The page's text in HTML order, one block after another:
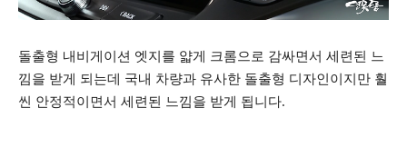
돌출형 내비게이션 엣지를 얇게 크롬으로 감싸면서 세련된 느
낌을 받게 되는데 국내 차량과 유사한 돌출형 디자인이지만 훨
씬 안정적이면서 세련된 느낌을 받게 됩니다.